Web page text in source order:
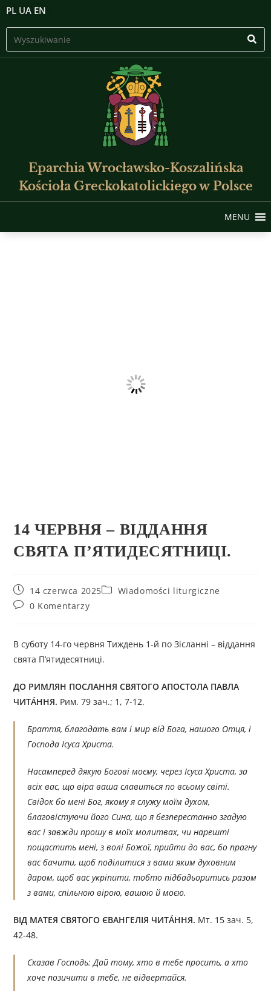
PL UA EN
Eparchia Wrocławsko-Koszalińska
Kościoła Greckokatolickiego w Polsce
MENU
14 ЧЕРВНЯ – ВІДДАННЯ
СВЯТА П’ЯТИДЕСЯТНИЦІ.
14 czerwca 2025
Wiadomości liturgiczne
0 Komentarzy
В суботу 14-го червня Тиждень 1-й по Зісланні – віддання
свята П’ятидесятниці.
ДО РИМЛЯН ПОСЛАННЯ СВЯТОГО АПОСТОЛА ПАВЛА
ЧИТÁННЯ. Рим. 79 зач.; 1, 7-12.
Браття, благодать вам і мир від Бога, нашого Отця, і
Господа Ісуса Христа.
Насамперед дякую Богові моєму, через Ісуса Христа, за
всіх вас, що віра ваша славиться по всьому світі.
Свідок бо мені Бог, якому я служу моїм духом,
благовістуючи його Сина, що я безперестанно згадую
вас і завжди прошу в моїх молитвах, чи нарешті
пощастить мені, з волі Божої, прийти до вас, бо прагну
вас бачити, щоб поділитися з вами яким духовним
даром, щоб вас укріпити, тобто підбадьоритись разом
з вами, спільною вірою, вашою й моєю.
ВІД МАТЕЯ СВЯТОГО ЄВАНГЕЛІЯ ЧИТÁННЯ. Мт. 15 зач. 5,
42-48.
Сказав Господь: Дай тому, хто в тебе просить, а хто
хоче позичити в тебе, не відвертайся.